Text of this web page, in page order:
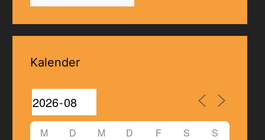
Kalender
M D M D F S
S